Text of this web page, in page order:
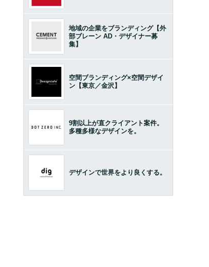
地域の企業をブランディング【外
部ブレーン AD・デザイナー募
集】
空間ブランディング×空間デザイ
ン【東京／金沢】
9割以上が直クライアント案件。
多種多様なデザインを。
デザインで世界をより良くする。